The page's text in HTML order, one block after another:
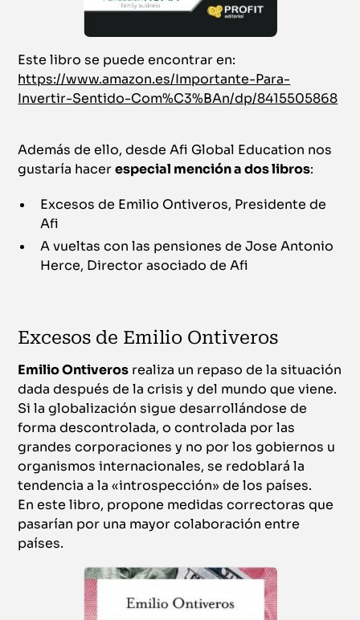
Este libro se puede encontrar en:
https://www.amazon.es/Importante-Para-
Invertir-Sentido-Com%C3%BAn/dp/8415505868
Además de ello, desde Afi Global Education nos
gustaría hacerespecial mención a dos libros:
Excesos de Emilio Ontiveros, Presidente de
Afi
A vueltas con las pensiones de Jose Antonio
Herce, Director asociado de Afi
Excesos de Emilio Ontiveros
Emilio Ontiveros realiza un repaso de la situación
dada después de la crisis y del mundo que viene.
Si la globalización sigue desarrollándose de
forma descontrolada, o controlada por las
grandes corporaciones y no por los gobiernos u
organismos internacionales, se redoblará la
tendencia a la «introspección» de los países.
En este libro, propone medidas correctoras que
pasarían por una mayor colaboración entre
países.